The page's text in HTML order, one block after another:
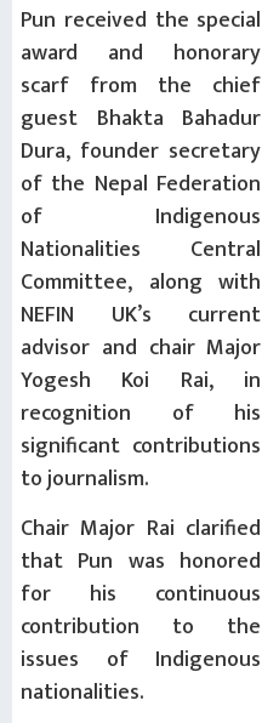
Pun received the special
award and honorary
scarf from the chief
guest Bhakta Bahadur
Dura, founder secretary
of the Nepal Federation
of Indigenous
Nationalities Central
Committee, along with
NEFIN UK’s current
advisor and chair Major
Yogesh Koi Rai, in
recognition of his
significant contributions
to journalism.
Chair Major Rai clarified
that Pun was honored
for his continuous
contribution to the
issues of Indigenous
nationalities.